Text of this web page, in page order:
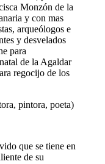
Monzón de la
y con mas
arqueólogos e
y desvelados
para
de la Agaldar
regocijo de los
pintora, poeta)
que se tiene en
de su